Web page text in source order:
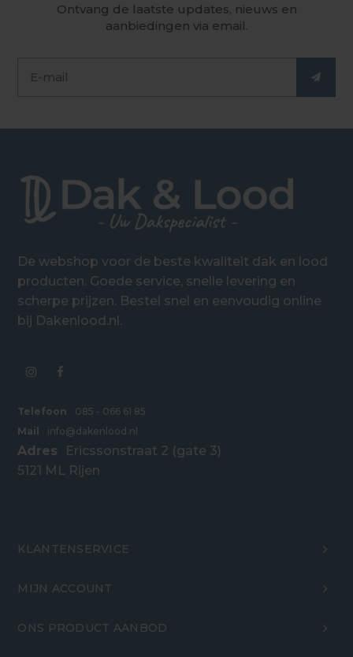
Ontvang de laatste updates, nieuws en
aanbiedingen via email.
De webshop voor de beste kwaliteit dak en lood
producten. Goede service, snelle levering en
scherpe prijzen. Bestel snel en eenvoudig online
bij Dakenlood.nl.
Telefoon
085 - 066 61 85
Mail
info@dakenlood.nl
Adres
Ericssonstraat 2 (gate 3)
5121 ML Rijen
KLANTENSERVICE
MIJN ACCOUNT
ONS PRODUCT AANBOD